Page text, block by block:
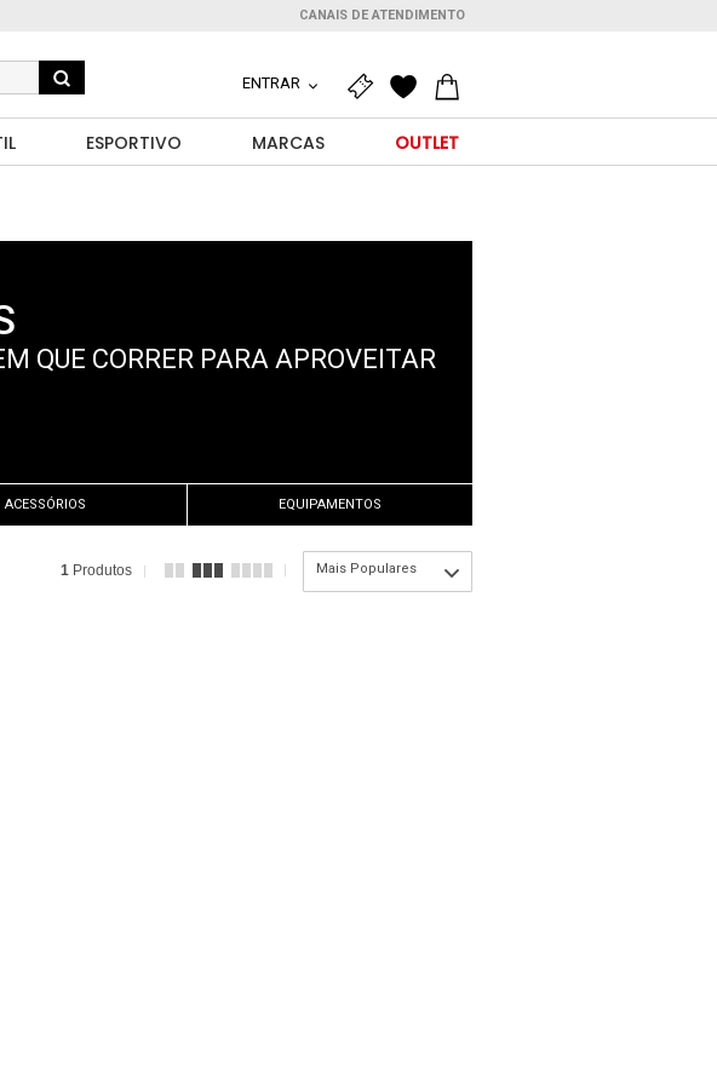
CANAIS DE ATENDIMENTO
ENTRAR
ESPORTIVO MARCAS OUTLET
QUE CORRER PARA APROVEITAR
ACESSÓRIOS EQUIPAMENTOS
1 Produtos Mais Populares